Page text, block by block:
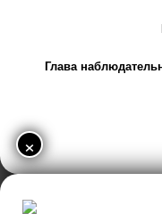
Глава
×